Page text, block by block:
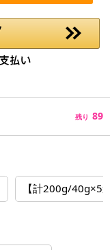
残り 89
【計200g/40g×5